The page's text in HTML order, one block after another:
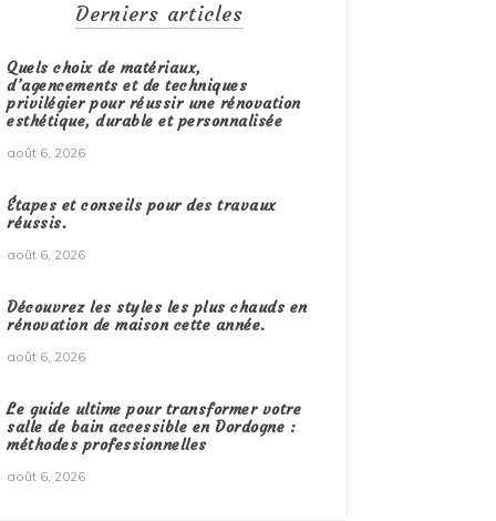
Derniers articles
Quels choix de matériaux,
d’agencements et de techniques
privilégier pour réussir une rénovation
esthétique, durable et personnalisée
août 6, 2026
Étapes et conseils pour des travaux
réussis.
août 6, 2026
Découvrez les styles les plus chauds en
rénovation de maison cette année.
août 6, 2026
Le guide ultime pour transformer votre
salle de bain accessible en Dordogne :
méthodes professionnelles
août 6, 2026